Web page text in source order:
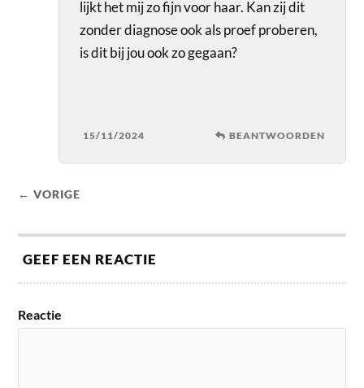
lijkt het mij zo fijn voor haar. Kan zij dit
zonder diagnose ook als proef proberen,
is dit bij jou ook zo gegaan?
15/11/2024 BEANTWOORDEN
← VORIGE
GEEF EEN REACTIE
Reactie